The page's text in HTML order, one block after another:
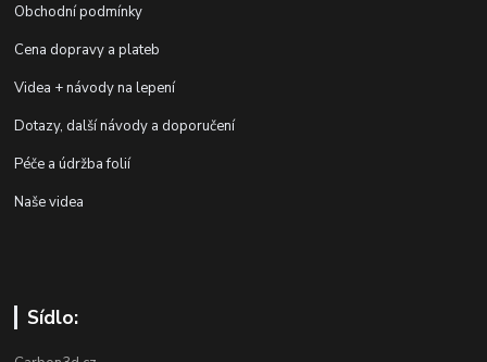
Obchodní podmínky
Cena dopravy a plateb
Videa + návody na lepení
Dotazy, další návody a doporučení
Péče a údržba folií
Naše videa
Sídlo: